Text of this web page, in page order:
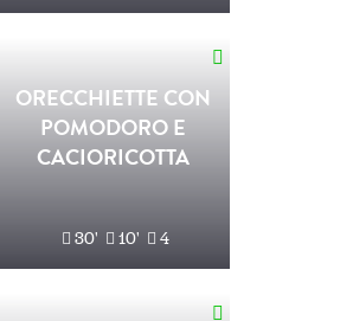
ORECCHIETTE CON
POMODORO E
CACIORICOTTA
30' 10' 4